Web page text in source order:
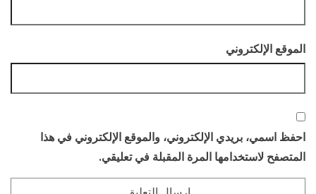
الموقع الإلكتروني
احفظ اسمي، بريدي الإلكتروني، والموقع الإلكتروني في هذا
المتصفح لاستخدامها المرة المقبلة في تعليقي.